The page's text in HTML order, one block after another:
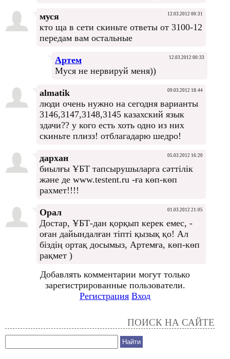
муся 12.03.2012 00:31
кто ща в сети скиньте ответы от 3100-12
передам вам остальные
Артем 12.03.2012 00:33
Муся не нервируй меня))
almatik 09.03.2012 18:44
люди очень нужно на сегодня варианты
3146,3147,3148,3145 казахский язык
здачи?? у кого есть хоть одно из них
скиньте плизз! отблагадарю шедро!
дархан 05.03.2012 16:20
биылғы ҰБТ тапсырушыларга сәттілік
және де www.testent.ru -ға көп-көп
рахмет!!!!
Орал 01.03.2012 21:05
Достар, ҰБТ-дан қорқып керек емес, -
оған дайындалған тіпті қызық қо! Ал
біздің ортақ досымыз, Артемға, көп-көп
рақмет )
Добавлять комментарии могут только
зарегистрированные пользователи.
Регистрация Вход
ПОИСК НА САЙТЕ